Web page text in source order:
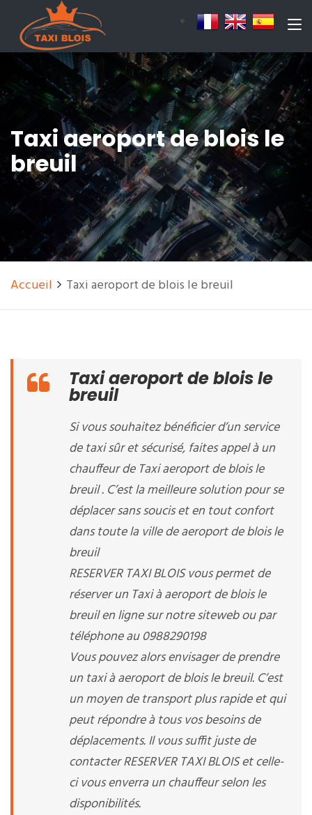
Taxi aeroport de blois le
breuil
Accueil Taxi aeroport de blois le breuil
Taxi aeroport de blois le
breuil
Si vous souhaitez bénéficier d’un service
de taxi sûr et sécurisé, faites appel à un
chauffeur de Taxi aeroport de blois le
breuil . C’est la meilleure solution pour se
déplacer sans soucis et en tout confort
dans toute la ville de aeroport de blois le
breuil
RESERVER TAXI BLOIS vous permet de
réserver un Taxi à aeroport de blois le
breuil en ligne sur notre siteweb ou par
téléphone au 0988290198
Vous pouvez alors envisager de prendre
un taxi à aeroport de blois le breuil. C’est
un moyen de transport plus rapide et qui
peut répondre à tous vos besoins de
déplacements. Il vous suffit juste de
contacter RESERVER TAXI BLOIS et celle-
ci vous enverra un chauffeur selon les
disponibilités.